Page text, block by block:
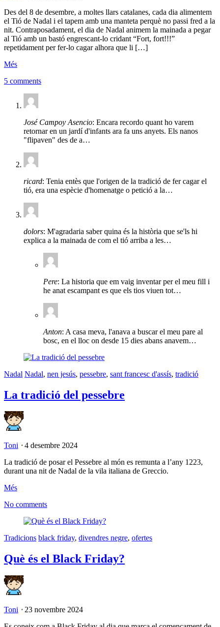
Des del 8 de desembre, a moltes llars catalanes, cada dia alimentem
el Tió de Nadal i el tapem amb una manteta perquè no passi fred a la
nit. Contraposadament, el dia de Nadal animem la mainada a pegar
al Tió amb un bastó engrescant-lo cridant “Fort, fort!!!”
repetidament per fer-lo cagar alhora que li […]
Més
5 comments
José Campoy Asencio: Encara recordo quant ho varem
retornar en un jardí d'infants ara fa uns anyets. Els nanos
"flipaven" des de a…
ricard: Tenia entès que l'origen de la tradició de fer cagar el
tió, era una espècie d'homenatge o petició a la…
dolors: M'agradaria saber quina és la història que se'ls hi
explica a la mainada de com el tió arriba a les…
Pere: La historia que em vaig inventar per el meu fill i
he anat escampant es que els tios viuen tot…
Anton: A casa meva, l'anava a buscar el meu pare al
bosc, en el lloc on desde 15 dies abans anavem…
Nadal Nadal, nen jesús, pessebre, sant francesc d'assís, tradició
La tradició del pessebre
Toni ⋅ 4 desembre 2024
La tradició de posar el Pessebre al món es remunta a l’any 1223,
durant una nit de Nadal de la vila italiana de Greccio.
Més
No comments
Tradicions black friday, divendres negre, ofertes
Què és el Black Friday?
Toni ⋅ 23 novembre 2024